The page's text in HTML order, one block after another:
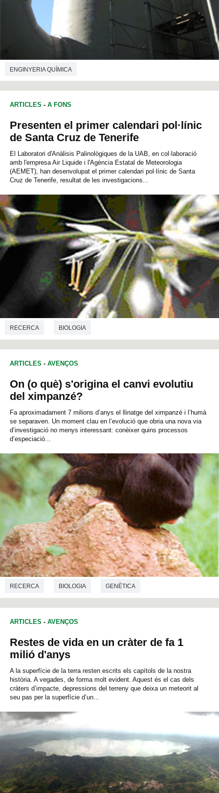
ENGINYERIA QUÍMICA
ARTICLES - A FONS
Presenten el primer calendari pol·línic
de Santa Cruz de Tenerife
El Laboratori d'Anàlisis Palinològiques de la UAB, en col·laboració
amb l'empresa Air Liquide i l'Agència Estatal de Meteorologia
(AEMET), han desenvolupat el primer calendari pol·línic de Santa
Cruz de Tenerife, resultat de les investigacions...
RECERCA BIOLOGIA
ARTICLES - AVENÇOS
On (o què) s'origina el canvi evolutiu
del ximpanzé?
Fa aproximadament 7 milions d’anys el llinatge del ximpanzé i l’humà
se separaven. Un moment clau en l’evolució que obria una nova via
d’investigació no menys interessant: conèixer quins processos
d’especiació...
RECERCA BIOLOGIA GENÈTICA
ARTICLES - AVENÇOS
Restes de vida en un cràter de fa 1
milió d'anys
A la superfície de la terra resten escrits els capítols de la nostra
història. A vegades, de forma molt evident. Aquest és el cas dels
cràters d’impacte, depressions del terreny que deixa un meteorit al
seu pas per la superfície d’un...